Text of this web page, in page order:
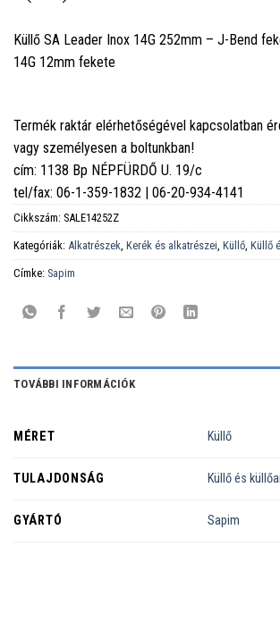
Küllő SA Leader Inox 14G 252mm – J-Bend
14G 12mm fekete
Termék raktár elérhetőségével kapcsolatban
vagy személyesen a boltunkban!
cím: 1138 Bp NÉPFÜRDŐ U. 19/c
tel/fax: 06-1-359-1832 | 06-20-934-4141
Cikkszám: SALE14252Z
Kategóriák: Alkatrészek Kerék és alkatrészei Küllő Küllő
Címke: Sapim
TOVÁBBI INFORMÁCIÓK
MÉRET Küllő
TULAJDONSÁG Küllő és
GYÁRTÓ Sapim